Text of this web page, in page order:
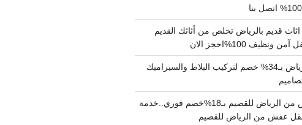
قديم بالرياض تخلص من أثاثك القديم
ونظيف 100%احجز الان
مبلط بالرياض بـ34% خصم لتركيب البلاط والسيراميك
نقل عفش من الرياض للقصيم بـ18%خصم فوري..خدمة